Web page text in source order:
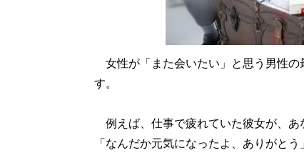
女性が「また会いたい」と思う男性の
す。
例えば、仕事で疲れていた彼女が、あ
「なんだか元気になったよ、ありがと